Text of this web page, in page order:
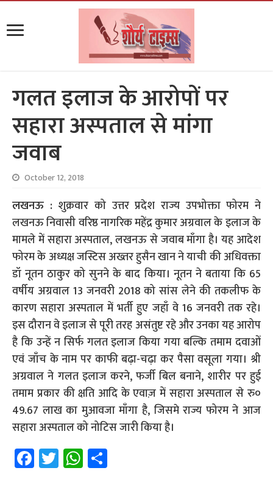
गलत इलाज के आरोपों पर
सहारा अस्पताल से मांगा
जवाब
October 12, 2018
लखनऊ :शुक्रवार को उत्तर प्रदेश राज्य उपभोक्ता फोरम ने
लखनऊ निवासी वरिष्ठ नागरिक महेंद्र कुमार अग्रवाल के इलाज के
मामले में सहारा अस्पताल, लखनऊ से जवाब माँगा है। यह आदेश
फोरम के अध्यक्ष जस्टिस अख्तर हुसैन खान ने याची की अधिवक्ता
डॉ नूतन ठाकुर को सुनने के बाद किया। नूतन ने बताया कि 65
वर्षीय अग्रवाल 13 जनवरी 2018 को सांस लेने की तकलीफ के
कारण सहारा अस्पताल में भर्ती हुए जहाँ वे 16 जनवरी तक रहे।
इस दौरान वे इलाज से पूरी तरह असंतुष्ट रहे और उनका यह आरोप
है कि उन्हें न सिर्फ गलत इलाज किया गया बल्कि तमाम दवाओं
एवं जाँच के नाम पर काफी बढ़ा-चढ़ा कर पैसा वसूला गया। श्री
अग्रवाल ने गलत इलाज करने, फर्जी बिल बनाने, शारीर पर हुई
तमाम प्रकार की क्षति आदि के एवाज़ में सहारा अस्पताल से रु०
49.67 लाख का मुआवजा माँगा है, जिसमे राज्य फोरम ने आज
सहारा अस्पताल को नोटिस जारी किया है।
Fa
ce
T
wi
W
h